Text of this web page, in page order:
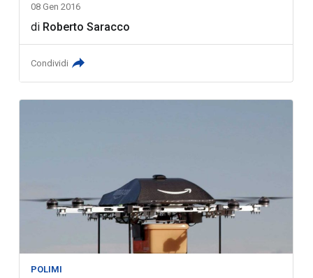
08 Gen 2016
di Roberto Saracco
Condividi
POLIMI